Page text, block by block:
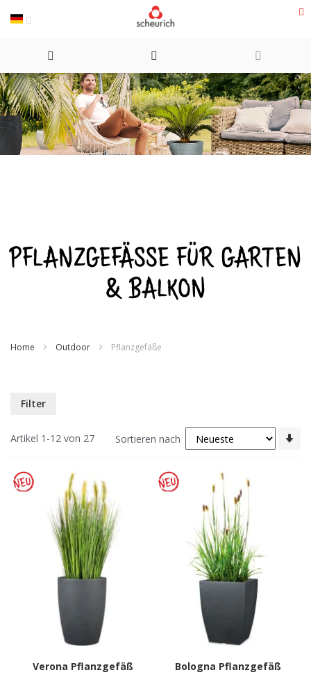
Direkt
Inhalt
PFLANZGEFÄSSE FÜR GARTEN &
BALKON
Home Outdoor Pflanzgefäße
Filter
Artikel 1 -12 von 27 Sortieren nach
Verona Pflanzgefäß Bologna Pflanzgefäß